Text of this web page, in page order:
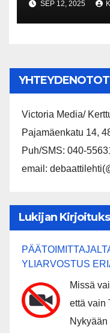
1.10.
From.
SEP 12, 2025
YHTEYDENOTOT
Victoria Media/
Pajamäenkatu 14,
Puh/SMS: 040-
email:
Lukijan
YLIARVOSTUS
Missä
että vain